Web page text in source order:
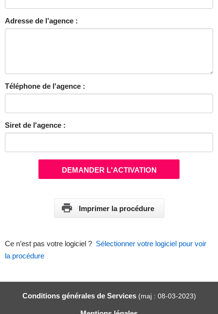
Adresse de l’agence :
Téléphone de l'agence :
Siret de l'agence :
DEMANDER L'ACTIVATION
Imprimer la procédure
Ce n’est pas votre logiciel ? Sélectionner votre logiciel pour voir
la procédure
Conditions générales de Services(maj : 08-03-2023)